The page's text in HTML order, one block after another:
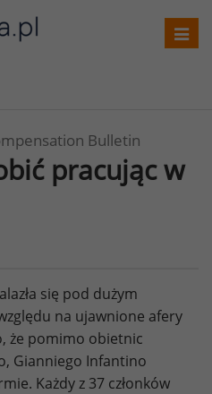
Bulletin
pracując w
się pod dużym
na ujawnione afery
że pomimo obietnic
Gianniego Infantino
Każdy z 37 członków